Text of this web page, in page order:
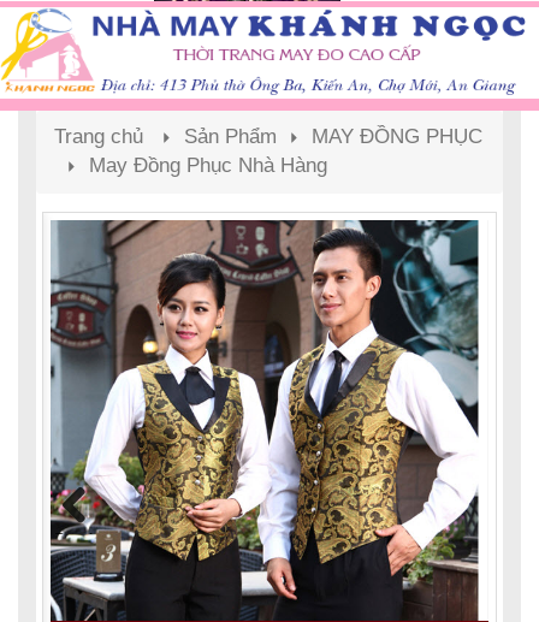
Trang chủ Sản Phẩm
MAY ĐỒNG PHỤC
May Đồng Phục Nhà Hàng
Previous